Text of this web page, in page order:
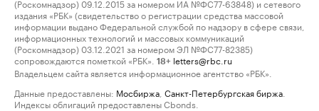
(Роскомнадзор) 09.12.2015 за номером ИА №ФС77-63848) и сетевого
издания «РБК» (свидетельство о регистрации средства массовой
информации выдано Федеральной службой по надзору в сфере связи,
информационных технологий и массовых коммуникаций
(Роскомнадзор) 03.12.2021 за номером ЭЛ №ФС77-82385)
сопровождаются пометкой «РБК».
18+ letters@rbc.ru
Владельцем сайта является информационное агентство «РБК».
Данные предоставлены: Мосбиржа Санкт-Петербургская биржа
Индексы облигаций предоставлены Cbonds.